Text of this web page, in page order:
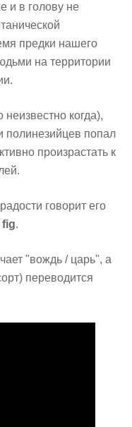
и в голову не
предки нашего
на территории
когда),
полинезийцев попал
произрастать к
говорит его
fig.
"вождь / царь", а
переводится